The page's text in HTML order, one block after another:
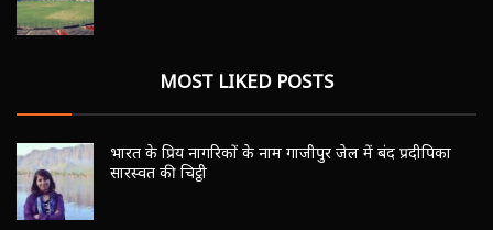
MOST LIKED POSTS
भारत के प्रिय नागरिकों के नाम गाजीपुर जेल में बंद प्रदीपिका
सारस्वत की चिट्ठी